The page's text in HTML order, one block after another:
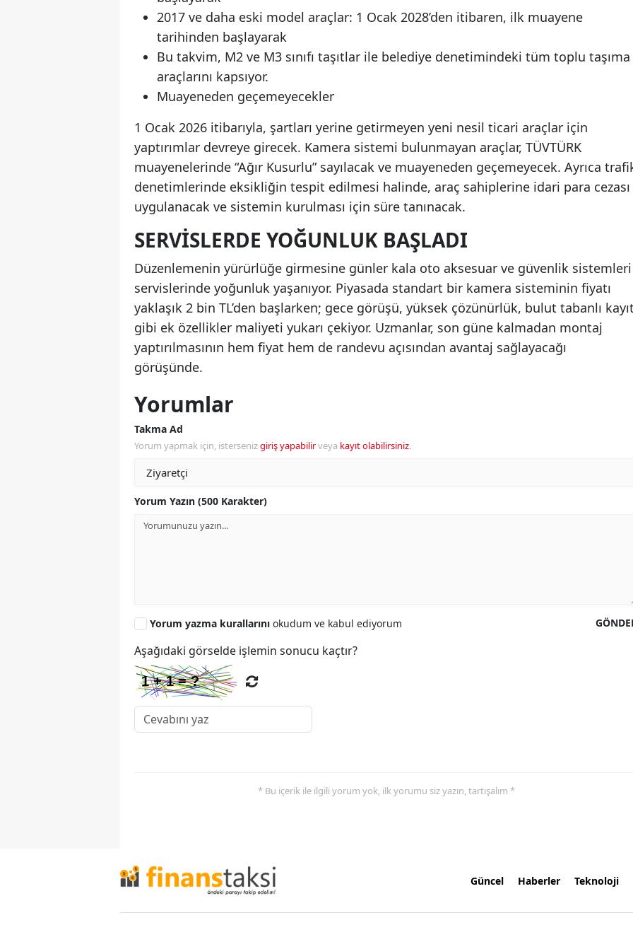
2017 ve daha eski model araçlar: 1 Ocak 2028’den itibaren, ilk muayene
tarihinden başlayarak
Bu takvim, M2 ve M3 sınıfı taşıtlar ile belediye denetimindeki tüm toplu taşıma
araçlarını kapsıyor.
Muayeneden geçemeyecekler
1 Ocak 2026 itibarıyla, şartları yerine getirmeyen yeni nesil ticari araçlar için
yaptırımlar devreye girecek. Kamera sistemi bulunmayan araçlar, TÜVTÜRK
muayenelerinde “Ağır Kusurlu” sayılacak ve muayeneden geçemeyecek. Ayrıca
denetimlerinde eksikliğin tespit edilmesi halinde, araç sahiplerine idari para cezası
uygulanacak ve sistemin kurulması için süre tanınacak.
SERVISLERDE YOĞUNLUK BAŞLADI
Düzenlemenin yürürlüğe girmesine günler kala oto aksesuar ve güvenlik sistemleri
servislerinde yoğunluk yaşanıyor. Piyasada standart bir kamera sisteminin fiyatı
yaklaşık 2 bin TL’den başlarken; gece görüşü, yüksek çözünürlük, bulut tabanlı
gibi ek özellikler maliyeti yukarı çekiyor. Uzmanlar, son güne kalmadan montaj
yaptırılmasının hem fiyat hem de randevu açısından avantaj sağlayacağı
görüşünde.
Yorumlar
Takma Ad
Yorum yapmak için, istersenizgiriş yapabilirveya kayıt olabilirsiniz.
Yorum Yazın (500 Karakter)
Yorum yazma kurallarını okudum ve kabul ediyorum
Aşağıdaki görselde işlemin sonucu kaçtır?
* Bu içerik ile ilgili yorum yok, ilk yorumu siz yazın, tartışalım *
Güncel Haberler Teknoloji